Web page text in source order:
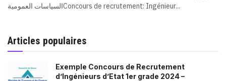
السياسات العموميةConcours de recrutement: Ingénieur...
Articles populaires
Exemple Concours de Recrutement
d’Ingénieurs d’Etat 1er grade 2024 –